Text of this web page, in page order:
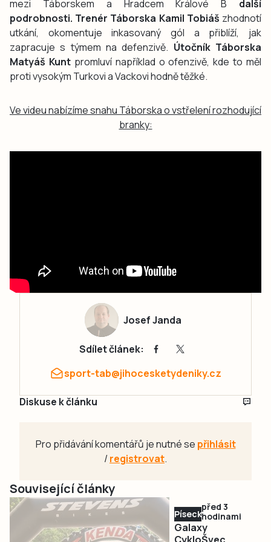
mezi Táborskem a Hradcem Králové B další
podrobnosti. Trenér Táborska Kamil Tobiáš zhodnotí
utkání, okomentuje inkasovaný gól a přiblíží, jak
zapracuje s týmem na defenzivě. Útočník Táborska
Matyáš Kuntpromluví například o ofenzivě, kde to měl
proti vysokým Turkovi a Vackovi hodně těžké.
Ve videu nabízíme snahu Táborska o vstřelení rozhodující
branky:
Josef Janda
Sdílet článek:
sport-tab@jihocesketydeniky.cz
Diskuse k článku
Pro přidávání komentářů je nutné se přihlásit
/registrovat.
Související články
Písecko
před 3
hodinami
Galaxy